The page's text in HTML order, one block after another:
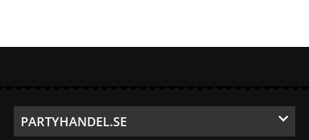
PARTYHANDEL.SE